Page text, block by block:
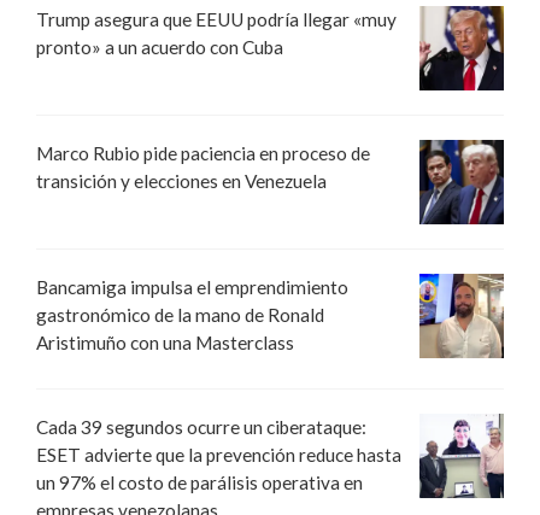
Trump asegura que EEUU podría llegar «muy
pronto» a un acuerdo con Cuba
Marco Rubio pide paciencia en proceso de
transición y elecciones en Venezuela
Bancamiga impulsa el emprendimiento
gastronómico de la mano de Ronald
Aristimuño con una Masterclass
Cada 39 segundos ocurre un ciberataque:
ESET advierte que la prevención reduce hasta
un 97% el costo de parálisis operativa en